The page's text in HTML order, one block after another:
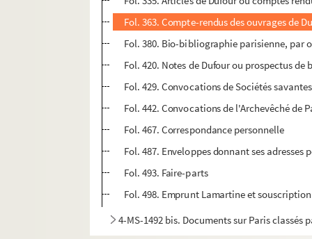
Fol. 363. Compte-rendus des ouvrages de
Fol. 380. Bio-bibliographie parisienne, par
Fol. 420. Notes de Dufour ou prospectus
Fol. 429. Convocations de Sociétés savantes
Fol. 442. Convocations de l'Archevêché de
Fol. 467. Correspondance personnelle
Fol. 487. Enveloppes donnant ses adresses
Fol. 493. Faire-parts
Fol. 498. Emprunt Lamartine et
4-MS-1492 bis. Documents sur Paris classés